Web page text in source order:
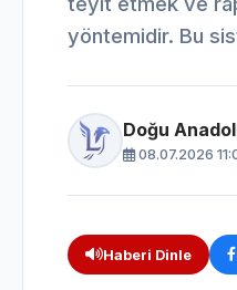
yöntemidir. Bu
Doğu
08.07.2026
Haberi Dinle